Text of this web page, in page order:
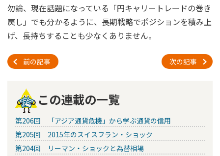
勿論、現在話題になっている「円キャリートレードの巻き
戻し」でも分かるように、長期戦略でポジションを積み上
げ、長持ちすることも少なくありません。
前の記事 次の記事
この連載の一覧
第206回 「アジア通貨危機」から学ぶ通貨の信用
第205回 2015年のスイスフラン・ショック
第204回 リーマン・ショックと為替相場